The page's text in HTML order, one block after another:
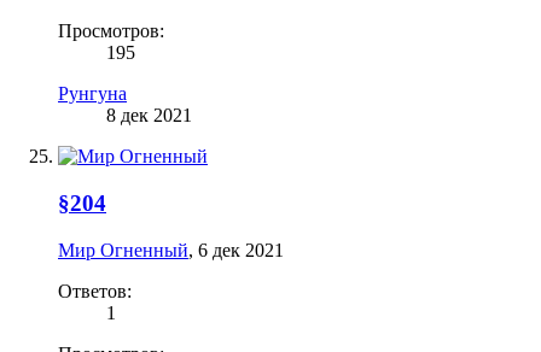
Просмотров:
195
Рунгуна
8 дек 2021
§204
Мир Огненный, 6 дек 2021
Ответов:
1